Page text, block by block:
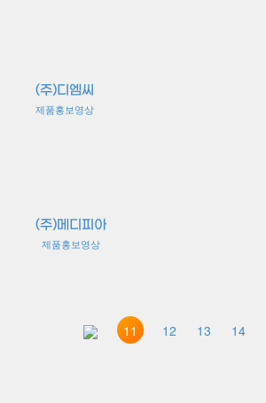
(주)디엠씨
제품홍보영상
(주)메디피아
제품홍보영상
11 12 13 14